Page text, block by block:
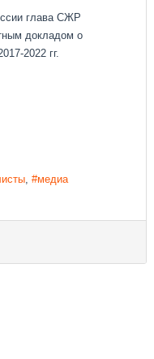
глава СЖР
докладом о
2022 гг.
медиа